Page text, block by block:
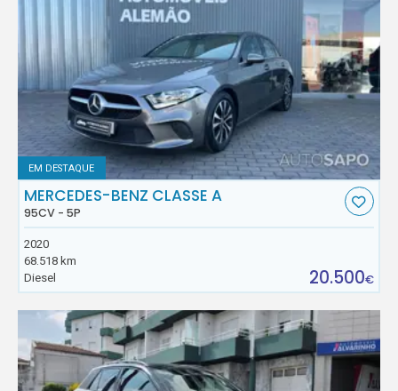
EM DESTAQUE
MERCEDES-BENZ CLASSE A
95CV - 5P
2020
68.518 km
Diesel
20.500€